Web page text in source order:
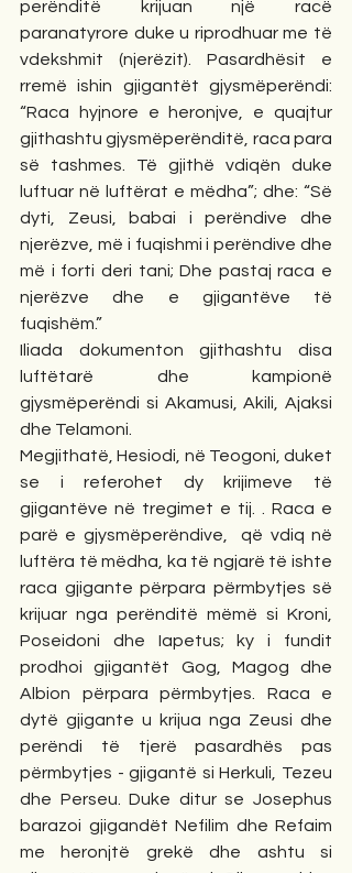
perënditë krijuan një racë
paranatyrore duke u riprodhuar me të
vdekshmit (njerëzit). Pasardhësit e
rremë ishin gjigantët gjysmëperëndi:
“Raca hyjnore e heronjve, e quajtur
gjithashtu gjysmëperënditë, raca para
së tashmes. Të gjithë vdiqën duke
luftuar në luftërat e mëdha”; dhe: “Së
dyti, Zeusi, babai i perëndive dhe
njerëzve, më i fuqishmi i perëndive dhe
më i forti deri tani; Dhe pastaj raca e
njerëzve dhe e gjigantëve të
fuqishëm.”
Iliada dokumenton gjithashtu disa
luftëtarë dhe kampionë
gjysmëperëndi si Akamusi, Akili, Ajaksi
dhe Telamoni.
Megjithatë, Hesiodi, në Teogoni, duket
se i referohet dy krijimeve të
gjigantëve në tregimet e tij. . Raca e
parë e gjysmëperëndive,  që vdiq në
luftëra të mëdha, ka të ngjarë të ishte
raca gjigante përpara përmbytjes së
krijuar nga perënditë mëmë si Kroni,
Poseidoni dhe Iapetus; ky i fundit
prodhoi gjigantët Gog, Magog dhe
Albion përpara përmbytjes. Raca e
dytë gjigante u krijua nga Zeusi dhe
perëndi të tjerë pasardhës pas
përmbytjes - gjigantë si Herkuli, Tezeu
dhe Perseu. Duke ditur se Josephus
barazoi gjigandët Nefilim dhe Refaim
me heronjtë grekë dhe ashtu si